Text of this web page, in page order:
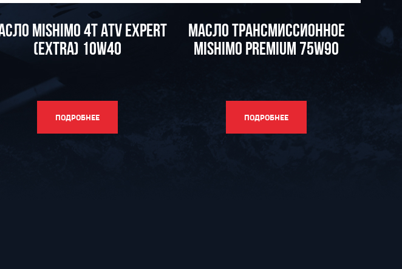
MISHIMO 4T ATV EXPERT
(EXTRA) 10W40
ПОДРОБНЕЕ
МАСЛО ТРАНСМИССИОННОЕ
MISHIMO PREMIUM 75W90
ПОДРОБНЕЕ